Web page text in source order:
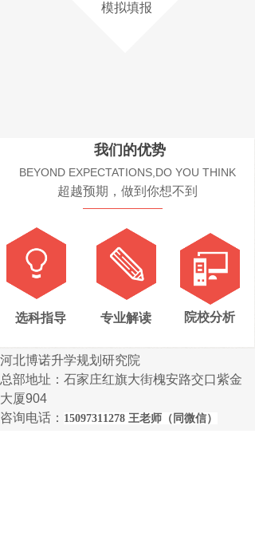
模拟填报
我们的优势
BEYOND EXPECTATIONS,DO YOU THINK
超越预期，做到你想不到
双击此处添加文字
院校分析
选科指导 专业解读
河北博诺升学规划研究院
总部地址：石家庄红旗大街槐安路交口紫金
大厦904
咨询电话： 15097311278 王老师（同微信）